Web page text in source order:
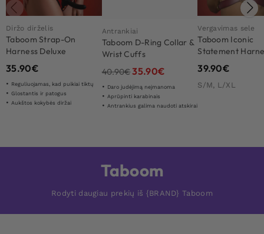
Diržo dirželis
Taboom Strap-On
Harness Deluxe
35.90€
Reguliuojamas, kad puikiai tiktų
Glostantis ir patogus
Aukštos kokybės diržai
Antrankiai
Taboom D-Ring Collar &
Wrist Cuffs
40.90€35.90€
Daro judėjimą neįmanoma
Aprūpinti karabinais
Antrankius galima naudoti atskirai
Vergavimas sele
Taboom Iconic
Statement
39.90€
S/M, L/XL
Taboom
Rodyti daugiau prekių iš {BRAND} Taboom